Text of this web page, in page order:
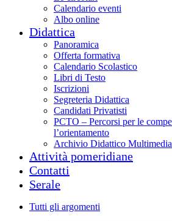
Calendario eventi
Albo online
Didattica
Panoramica
Offerta formativa
Calendario Scolastico
Libri di Testo
Iscrizioni
Segreteria Didattica
Candidati Privatisti
PCTO – Percorsi per le
l’orientamento
Archivio Didattico
Attività pomeridiane
Contatti
Serale
Tutti gli argomenti